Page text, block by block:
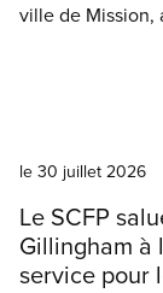
ville de Mission,
le 30 juillet 2026
Le SCFP
Gillingham à
service pour